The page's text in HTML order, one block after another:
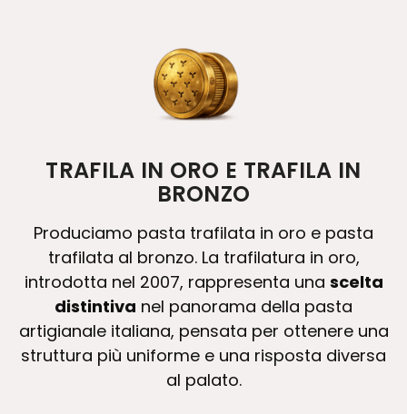
TRAFILA IN ORO E TRAFILA IN
BRONZO
Produciamo pasta trafilata in oro e pasta
trafilata al bronzo. La trafilatura in oro,
introdotta nel 2007, rappresenta una scelta
distintiva nel panorama della pasta
artigianale italiana, pensata per ottenere una
struttura più uniforme e una risposta diversa
al palato.